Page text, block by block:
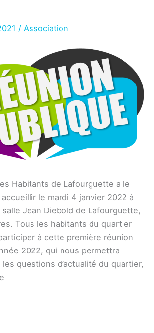
/ Association
Habitants de Lafourguette a le
le mardi 4 janvier 2022 à
salle Jean Diebold de Lafourguette,
Tous les habitants du quartier
à cette première réunion
2022, qui nous permettra
les questions d’actualité du quartier,